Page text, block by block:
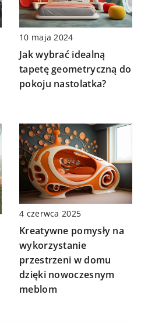
10 maja 2024
Jak wybrać idealną
tapetę geometryczną do
pokoju nastolatka?
4 czerwca 2025
Kreatywne pomysły na
wykorzystanie
przestrzeni w domu
dzięki nowoczesnym
meblom